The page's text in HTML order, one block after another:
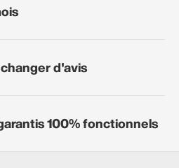
d'avis
100% fonctionnels